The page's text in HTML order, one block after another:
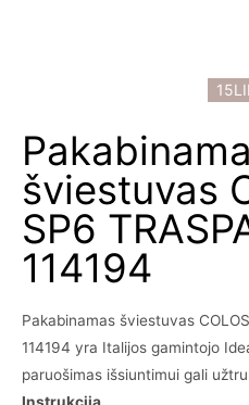
šviestuvas
SP6
114194
Pakabinamas šviestuvas
114194 yra Italijos gamintojo
paruošimas išsiuntimui gali